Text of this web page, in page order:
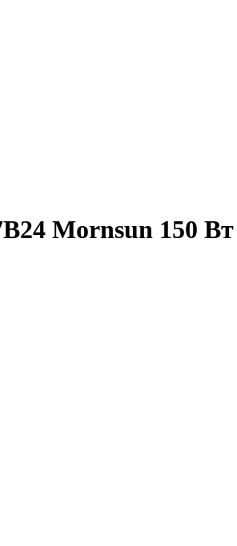
Mornsun 150 Вт